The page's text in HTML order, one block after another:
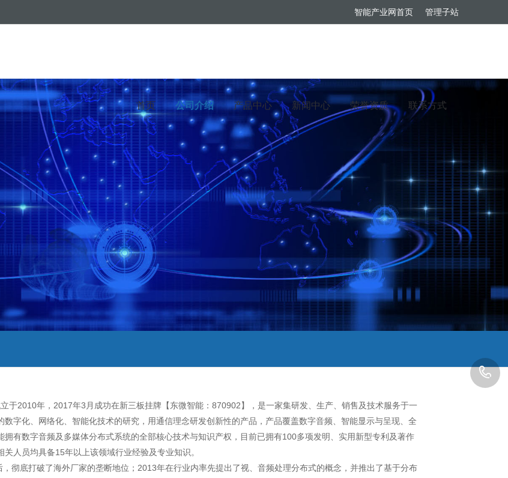
智能产业网首页 管理子站
首页 公司介绍 产品中心 新闻中心 荣誉资质 联系方式
于2010年，2017年3月成功在新三板挂牌【东微智能：870902】，是一家集研发、生产、销售及技术服务于一
字化、网络化、智能化技术的研究，用通信理念研发创新性的产品，产品覆盖数字音频、智能显示与呈现、全
有数字音频及多媒体分布式系统的全部核心技术与知识产权，目前已拥有100多项发明、实用新型专利及著作
人员均具备15年以上该领域行业经验及专业知识。
彻底打破了海外厂家的垄断地位；2013年在行业内率先提出了视、音频处理分布式的概念，并推出了基于分布